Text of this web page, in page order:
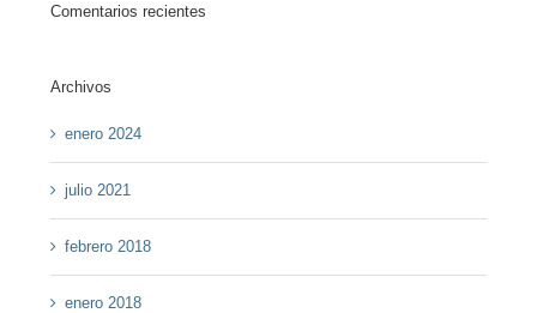
Comentarios recientes
Archivos
enero 2024
julio 2021
febrero 2018
enero 2018